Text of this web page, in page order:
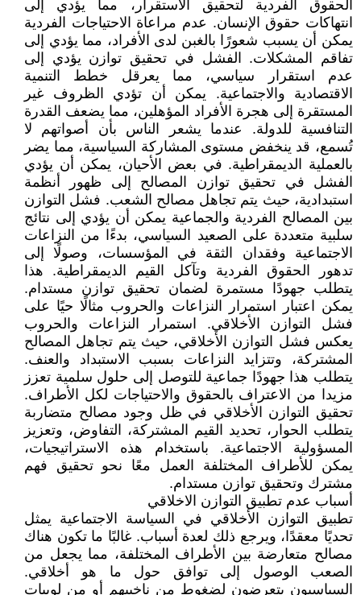
الحقوق الفردية لتحقيق الاستقرار، مما يؤدي إلى
انتهاكات حقوق الإنسان. عدم مراعاة الاحتياجات الفردية
يمكن أن يسبب شعورًا بالغبن لدى الأفراد، مما يؤدي إلى
تفاقم المشكلات. الفشل في تحقيق توازن يؤدي إلى
عدم استقرار سياسي، مما يعرقل خطط التنمية
الاقتصادية والاجتماعية. يمكن أن تؤدي الظروف غير
المستقرة إلى هجرة الأفراد المؤهلين، مما يضعف القدرة
التنافسية للدولة. عندما يشعر الناس بأن أصواتهم لا
تُسمع، قد ينخفض مستوى المشاركة السياسية، مما يضر
بالعملية الديمقراطية. في بعض الأحيان، يمكن أن يؤدي
الفشل في تحقيق توازن المصالح إلى ظهور أنظمة
استبدادية، حيث يتم تجاهل مصالح الشعب. فشل التوازن
بين المصالح الفردية والجماعية يمكن أن يؤدي إلى نتائج
سلبية متعددة على الصعيد السياسي، بدءًا من النزاعات
الاجتماعية وفقدان الثقة في المؤسسات، وصولًا إلى
تدهور الحقوق الفردية وتآكل القيم الديمقراطية. هذا
يتطلب جهودًا مستمرة لضمان تحقيق توازن مستدام.
يمكن اعتبار استمرار النزاعات والحروب مثالًا حيًا على
فشل التوازن الأخلاقي. استمرار النزاعات والحروب
يعكس فشل التوازن الأخلاقي، حيث يتم تجاهل المصالح
المشتركة، وتتزايد النزاعات بسبب الاستبداد والعنف.
يتطلب هذا جهودًا جماعية للتوصل إلى حلول سلمية تعزز
مزيدا من الاعتراف بالحقوق والاحتياجات لكل الأطراف.
تحقيق التوازن الأخلاقي في ظل وجود مصالح متضاربة
يتطلب الحوار، تحديد القيم المشتركة، التفاوض، وتعزيز
المسؤولية الاجتماعية. باستخدام هذه الاستراتيجيات،
يمكن للأطراف المختلفة العمل معًا نحو تحقيق فهم
مشترك وتحقيق توازن مستدام.
أسباب عدم تطبيق التوازن الاخلاقي
تطبيق التوازن الأخلاقي في السياسة الاجتماعية يمثل
تحديًا معقدًا، ويرجع ذلك لعدة أسباب. غالبًا ما تكون هناك
مصالح متعارضة بين الأطراف المختلفة، مما يجعل من
الصعب الوصول إلى توافق حول ما هو أخلاقي.
السياسيون يتعرضون لضغوط من ناخبيهم أو من لوبيات